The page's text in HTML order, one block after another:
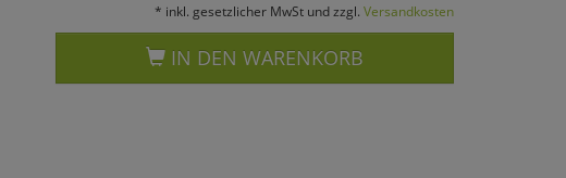
* inkl. gesetzlicher MwSt und zzgl. Versandkosten
IN DEN WARENKORB